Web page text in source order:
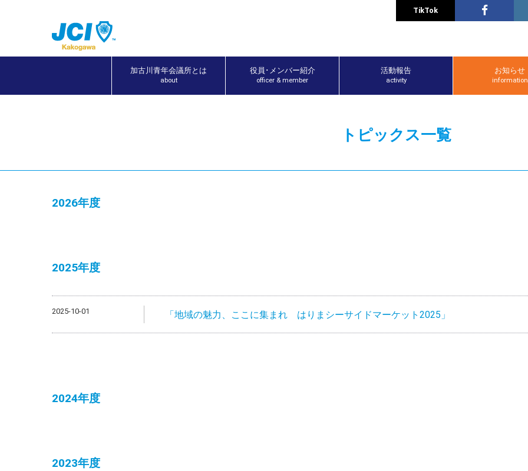
TikTok
加古川青年会議所とは
about
役員･メンバー紹介
officer & member
活動報告
activity
お知らせ
information
トピックス一覧
2026年度
2025年度
2025-10-01 「地域の魅力、ここに集まれ はりまシーサイドマーケット2025」
2024年度
2023年度